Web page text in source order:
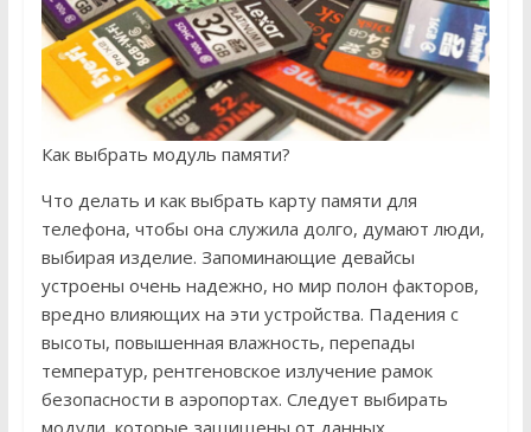
Как выбрать модуль памяти?
Что делать и как выбрать карту памяти для
телефона, чтобы она служила долго, думают люди,
выбирая изделие. Запоминающие девайсы
устроены очень надежно, но мир полон факторов,
вредно влияющих на эти устройства. Падения с
высоты, повышенная влажность, перепады
температур, рентгеновское излучение рамок
безопасности в аэропортах. Следует выбирать